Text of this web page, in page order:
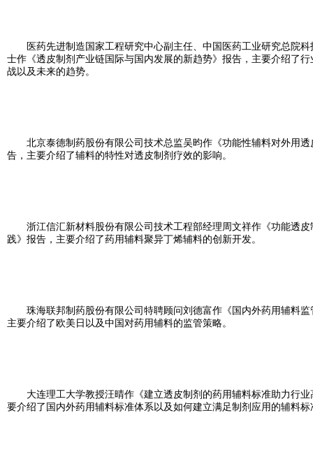
医药先进制造国家工程研究中心副主任、中国医药工业研究总院
士作《透皮制剂产业链国际与国内发展的新趋势》报告，主要介绍了
战以及未来的趋势。
北京泰德制药股份有限公司技术总监吴昀作《功能性辅料对外用
告，主要介绍了辅料的特性对透皮制剂疗效的影响。
浙江信汇新材料股份有限公司技术工程部经理周文祥作《功能透
践》报告，主要介绍了药用辅料聚异丁烯辅料的创新开发。
珠海联邦制药股份有限公司特聘顾问刘德富作《国内外药用辅料
主要介绍了欧美日以及中国对药用辅料的监管策略。
大连理工大学教授汪晴作《建立透皮制剂的药用辅料标准助力行
要介绍了国内外药用辅料标准体系以及如何建立满足制剂应用的辅料标